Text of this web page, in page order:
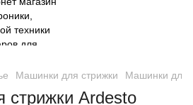
Машинки для стрижки Машинки для
Ardesto